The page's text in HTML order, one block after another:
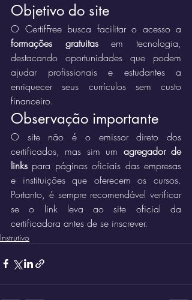
Objetivo do site
formações gratuitas em tecnologia,
destacando oportunidades que podem
ajudar profissionais e estudantes a
enriquecer seus currículos sem custo
financeiro.
Observação importante
O site não é o emissor direto dos
certificados, mas sim um agregador de
links para páginas oficiais das empresas
e instituições que oferecem os cursos.
Portanto, é sempre recomendável verificar
se o link leva ao site oficial da
certificadora antes de se inscrever.
Instrutivo